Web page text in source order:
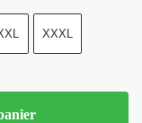
XXXL